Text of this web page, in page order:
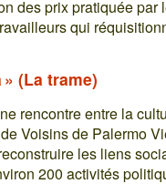
des prix pratiquée
qui
» (La trame)
rencontre entre la
Voisins de Palermo
les liens
200 activités